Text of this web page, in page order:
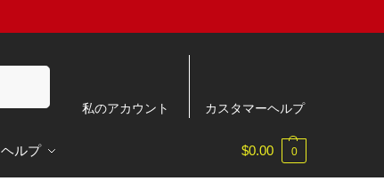
私のアカウント カスタマーヘルプ
ヘルプ $0.00 0